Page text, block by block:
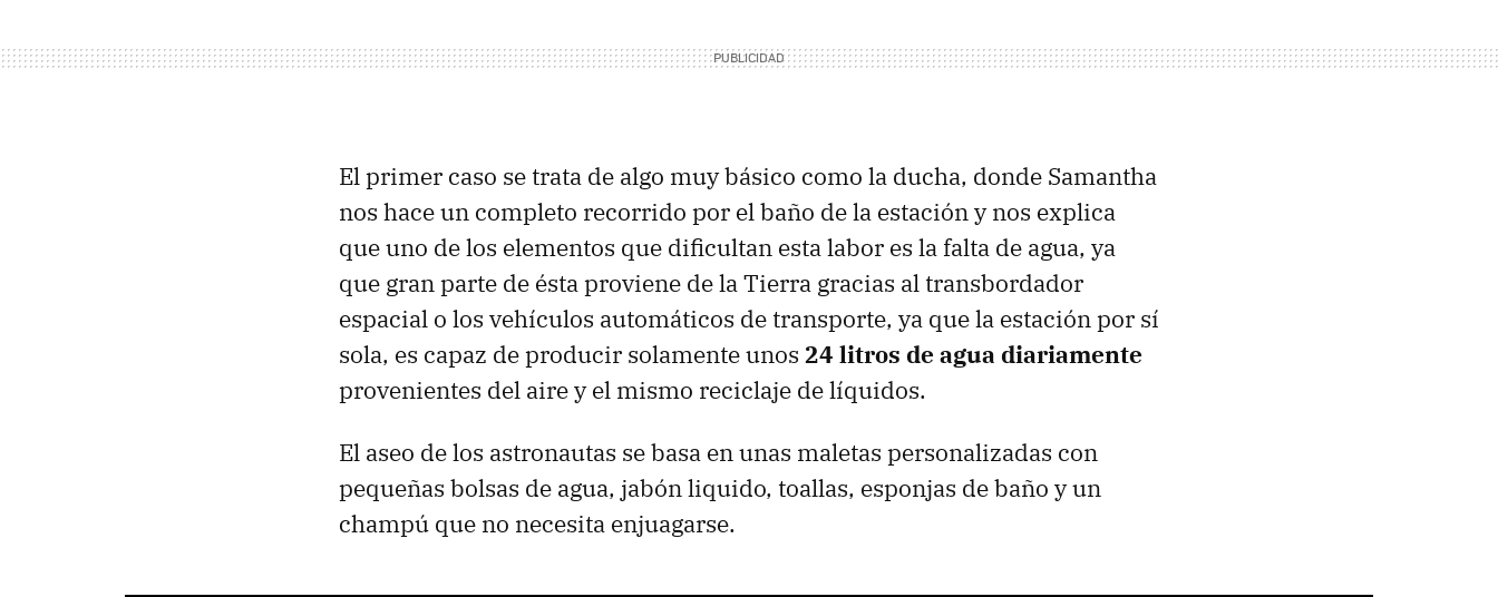
El primer caso se trata de algo muy básico como la ducha, donde Samantha
nos hace un completo recorrido por el baño de la estación y nos explica
que uno de los elementos que dificultan esta labor es la falta de agua, ya
que gran parte de ésta proviene de la Tierra gracias al transbordador
espacial o los vehículos automáticos de transporte, ya que la estación por sí
sola, es capaz de producir solamente unos 24 litros de agua diariamente
provenientes del aire y el mismo reciclaje de líquidos.
El aseo de los astronautas se basa en unas maletas personalizadas con
pequeñas bolsas de agua, jabón liquido, toallas, esponjas de baño y un
champú que no necesita enjuagarse.